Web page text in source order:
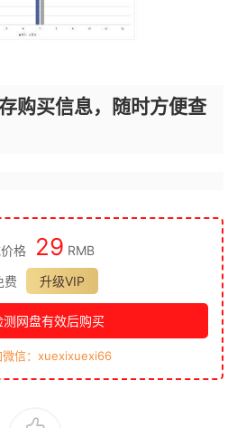
购买信息，随时方便查
格 29 RMB
费
升级VIP
测网盘有效后购买
微信：xuexixuexi66